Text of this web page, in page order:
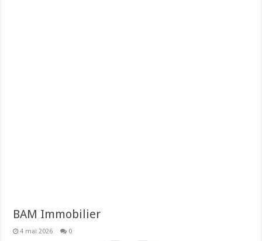
BAM Immobilier
4 mai 2026 0